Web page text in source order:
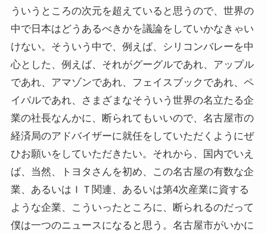
ういうところの次元を超えていると思うので、世界の
中で日本はどうあるべきかを議論をしていかなきゃい
けない。そういう中で、例えば、シリコンバレーを中
心とした、例えば、それがグーグルであれ、アップル
であれ、アマゾンであれ、フェイスブックであれ、ペ
イパルであれ、さまざまなそういう世界の名立たる企
業の社長なんかに、断られてもいいので、名古屋市の
経済局のアドバイザーに就任をしていただくようにぜ
ひお願いをしていただきたい。それから、国内でいえ
ば、当然、トヨタさんを初め、この名古屋の有数な企
業、あるいはＩＴ関連、あるいは第4次産業に資する
ような企業、こういったところに、断られるのだって
僕は一つのニュースになると思う。名古屋市がいかに